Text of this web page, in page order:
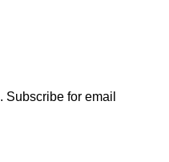
. Subscribe for email